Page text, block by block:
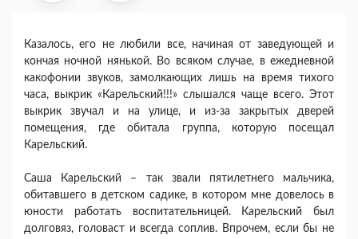
Казалось, его не любили все, начиная от заведующей и
кончая ночной нянькой. Во всяком случае, в ежедневной
какофонии звуков, замолкающих лишь на время тихого
часа, выкрик «Карельский!!!» слышался чаще всего. Этот
выкрик звучал и на улице, и из-за закрытых дверей
помещения, где обитала группа, которую посещал
Карельский.
Саша Карельский – так звали пятилетнего мальчика,
обитавшего в детском садике, в котором мне довелось в
юности работать воспитательницей. Карельский был
долговяз, головаст и всегда соплив. Впрочем, если бы не